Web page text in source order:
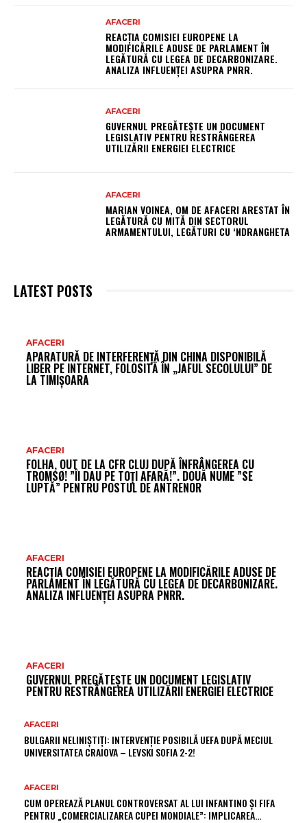
AFACERI
REACȚIA COMISIEI EUROPENE LA
MODIFICĂRILE ADUSE DE PARLAMENT ÎN
LEGĂTURĂ CU LEGEA DE DECARBONIZARE.
ANALIZA INFLUENȚEI ASUPRA PNRR.
AFACERI
GUVERNUL PREGĂTEȘTE UN DOCUMENT
LEGISLATIV PENTRU RESTRÂNGEREA
UTILIZĂRII ENERGIEI ELECTRICE
AFACERI
MARIAN VOINEA, OM DE AFACERI ARESTAT ÎN
LEGĂTURĂ CU MITĂ DIN SECTORUL
ARMAMENTULUI, LEGĂTURI CU ‘NDRANGHETA
LATEST POSTS
AFACERI
APARATURĂ DE INTERFERENȚĂ DIN CHINA DISPONIBILĂ
LIBER PE INTERNET, FOLOSITĂ ÎN „JAFUL SECOLULUI” DE
LA TIMIȘOARA
AFACERI
FOLHA, OUT DE LA CFR CLUJ DUPĂ ÎNFRÂNGEREA CU
TROMSØ! ”ÎI DAU PE TOȚI AFARĂ!”. DOUĂ NUME ”SE
LUPTĂ” PENTRU POSTUL DE ANTRENOR
AFACERI
REACȚIA COMISIEI EUROPENE LA MODIFICĂRILE ADUSE DE
PARLAMENT ÎN LEGĂTURĂ CU LEGEA DE DECARBONIZARE.
ANALIZA INFLUENȚEI ASUPRA PNRR.
AFACERI
GUVERNUL PREGĂTEȘTE UN DOCUMENT LEGISLATIV
PENTRU RESTRÂNGEREA UTILIZĂRII ENERGIEI ELECTRICE
AFACERI
BULGARII NELINIȘTIȚI: INTERVENȚIE POSIBILĂ UEFA DUPĂ MECIUL
UNIVERSITATEA CRAIOVA – LEVSKI SOFIA 2-2!
AFACERI
CUM OPEREAZĂ PLANUL CONTROVERSAT AL LUI INFANTINO ȘI FIFA
PENTRU „COMERCIALIZAREA CUPEI MONDIALE”: IMPLICAREA…